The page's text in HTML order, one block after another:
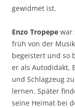
gewidmet ist.
Enzo Tropepe war
früh von der Musik
begeistert und so
er als Autodidakt,
und Schlagzeug zu
lernen. Später
seine Heimat bei